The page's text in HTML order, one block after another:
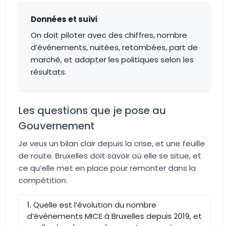
Données et suivi
On doit piloter avec des chiffres, nombre
d’événements, nuitées, retombées, part de
marché, et adapter les politiques selon les
résultats.
Les questions que je pose au
Gouvernement
Je veux un bilan clair depuis la crise, et une feuille
de route. Bruxelles doit savoir où elle se situe, et
ce qu’elle met en place pour remonter dans la
compétition.
Quelle est l’évolution du nombre
d’événements MICE à Bruxelles depuis 2019, et